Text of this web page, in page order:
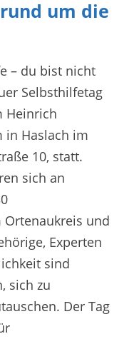
um die
– du bist nicht
Selbsthilfetag
Heinrich
in Haslach im
10, statt.
sich an
und
Experten
sind
sich zu
Der Tag